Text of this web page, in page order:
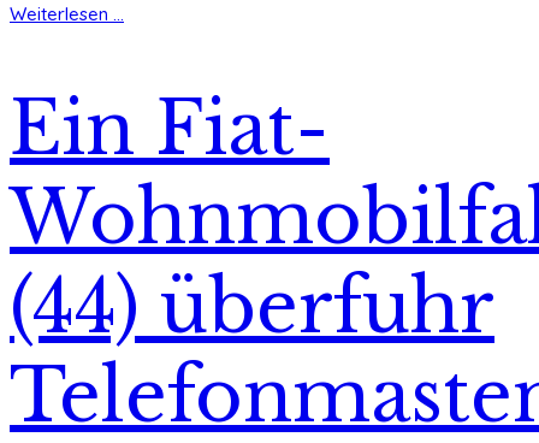
Weiterlesen ...
Ein Fiat-
(44) überfuhr